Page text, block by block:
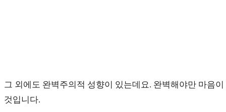
그 외에도 완벽주의적 성향이 있는데요. 완벽해야만 마음
것입니다.